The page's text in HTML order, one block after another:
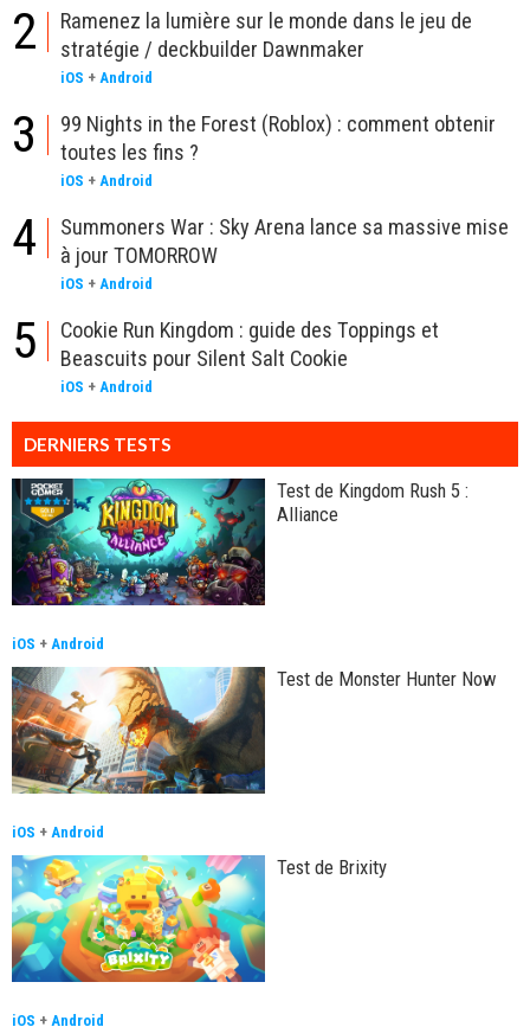
2
Ramenez la lumière sur le monde dans le jeu de
stratégie / deckbuilder Dawnmaker
iOS + Android
3
99 Nights in the Forest (Roblox) : comment obtenir
toutes les fins ?
iOS + Android
4
Summoners War : Sky Arena lance sa massive mise
à jour TOMORROW
iOS + Android
5
Cookie Run Kingdom : guide des Toppings et
Beascuits pour Silent Salt Cookie
iOS + Android
DERNIERS TESTS
Test de Kingdom Rush 5 :
Alliance
iOS + Android
Test de Monster Hunter Now
iOS + Android
Test de Brixity
iOS + Android